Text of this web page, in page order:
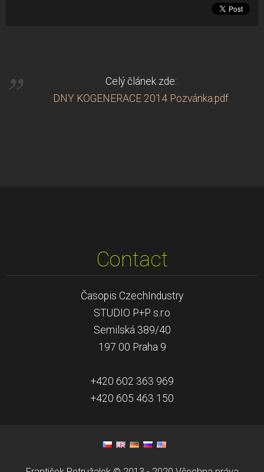
Celý článek zde:
DNY KOGENERACE 2014 Pozvánka.pdf
Contact
Časopis CzechIndustry
STUDIO P+P s.r.o
Semilská 389/40
197 00 Praha 9
+420 602 363 969
+420 605 463 150